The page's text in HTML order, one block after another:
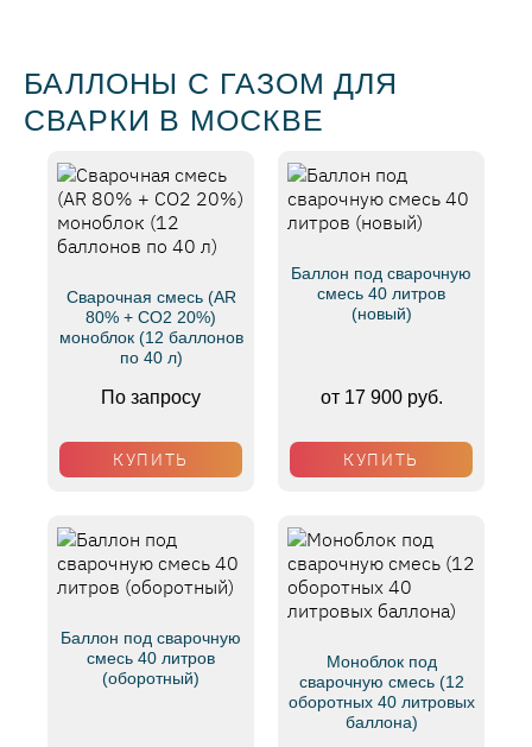
БАЛЛОНЫ С ГАЗОМ ДЛЯ
СВАРКИ В МОСКВЕ
Сварочная смесь (AR
80% + CO2 20%)
моноблок (12 баллонов
по 40 л)
По запросу
КУПИТЬ
Баллон под сварочную
смесь 40 литров
(новый)
от 17 900 руб.
КУПИТЬ
Баллон под сварочную
смесь 40 литров
(оборотный)
Моноблок под
сварочную смесь (12
оборотных 40 литровых
баллона)